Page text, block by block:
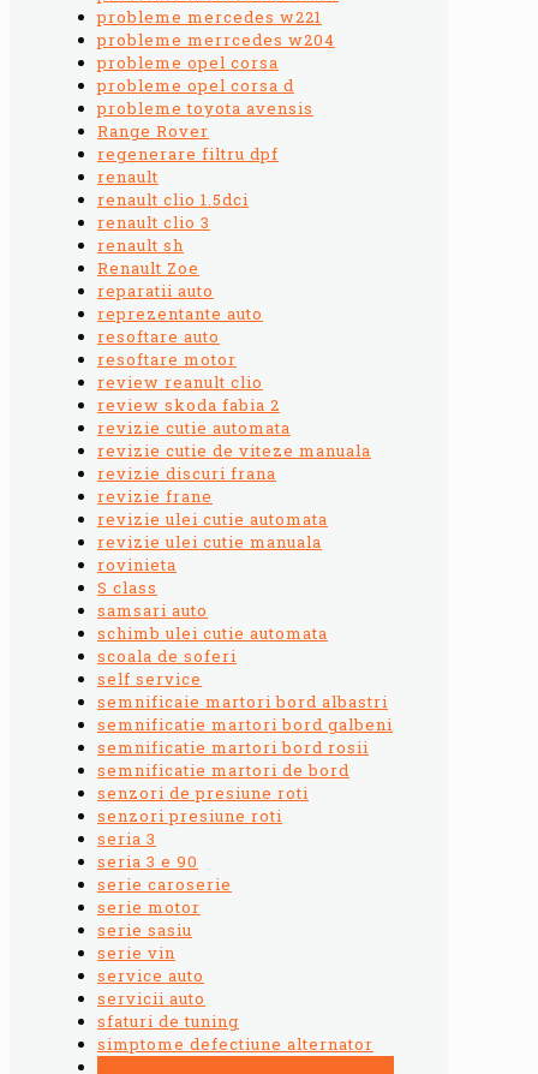
probleme mercedes w221
probleme merrcedes w204
probleme opel corsa
probleme opel corsa d
probleme toyota avensis
Range Rover
regenerare filtru dpf
renault
renault clio 1.5dci
renault clio 3
renault sh
Renault Zoe
reparatii auto
reprezentante auto
resoftare auto
resoftare motor
review reanult clio
review skoda fabia 2
revizie cutie automata
revizie cutie de viteze manuala
revizie discuri frana
revizie frane
revizie ulei cutie automata
revizie ulei cutie manuala
rovinieta
S class
samsari auto
schimb ulei cutie automata
scoala de soferi
self service
semnificaie martori bord albastri
semnificatie martori bord galbeni
semnificatie martori bord rosii
semnificatie martori de bord
senzori de presiune roti
senzori presiune roti
seria 3
seria 3 e 90
serie caroserie
serie motor
serie sasiu
serie vin
service auto
servicii auto
sfaturi de tuning
simptome defectiune alternator